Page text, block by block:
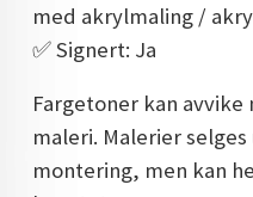
med akrylmaling /
✅️ Signert: Ja
Fargetoner kan
maleri. Malerier
montering, men kan